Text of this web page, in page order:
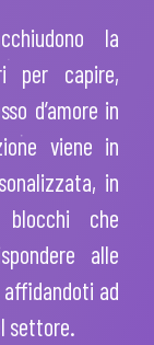
la
per capire,
d’amore in
viene in
in
che
alle
ad
settore.